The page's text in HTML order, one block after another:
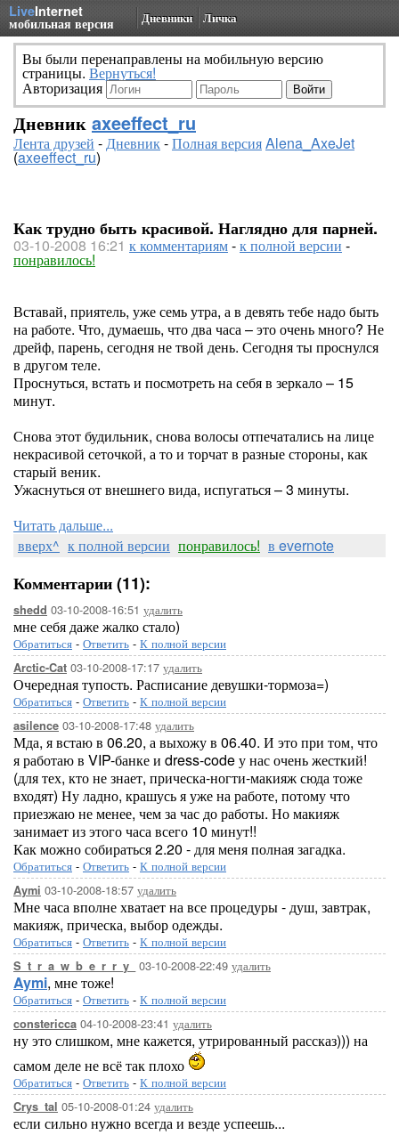
LiveInternet
мобильная версия Дневники Личка
Вы были перенаправлены на мобильную версию
страницы. Вернуться!
Авторизация
Дневник axeeffect_ru
Лента друзей -Дневник-Полная версияAlena_AxeJet
(axeeffect_ru)
Как трудно быть красивой. Наглядно для парней.
03-10-2008 16:21 к комментариям-к полной версии -
понравилось!
Вставай, приятель, уже семь утра, а в девять тебе надо быть
на работе. Что, думаешь, что два часа – это очень много? Не
дрейф, парень, сегодня не твой день. Сегодня ты проснулся
в другом теле.
Проснуться, встать и посмотреть на себя в зеркало – 15
минут.
Снова этот будильник, снова волосы отпечатались на лице
некрасивой сеточкой, а то и торчат в разные стороны, как
старый веник.
Ужаснуться от внешнего вида, испугаться – 3 минуты.
Читать дальше...
вверх^ к полной версии понравилось! в evernote
Комментарии (11):
shedd 03-10-2008-16:51 удалить
мне себя даже жалко стало)
Обратиться - Ответить - К полной версии
Arctic-Cat 03-10-2008-17:17 удалить
Очередная тупость. Расписание девушки-тормоза=)
Обратиться - Ответить - К полной версии
asilence 03-10-2008-17:48 удалить
Мда, я встаю в 06.20, а выхожу в 06.40. И это при том, что
я работаю в VIP-банке и dress-code у нас очень жесткий!
(для тех, кто не знает, прическа-ногти-макияж сюда тоже
входят) Ну ладно, крашусь я уже на работе, потому что
приезжаю не менее, чем за час до работы. Но макияж
занимает из этого часа всего 10 минут!!
Как можно собираться 2.20 - для меня полная загадка.
Обратиться - Ответить - К полной версии
Aymi 03-10-2008-18:57 удалить
Мне часа вполне хватает на все процедуры - душ, завтрак,
макияж, прическа, выбор одежды.
Обратиться - Ответить - К полной версии
S_t_r_a_w_b_e_r_r_y_ 03-10-2008-22:49 удалить
Aymi, мне тоже!
Обратиться - Ответить - К полной версии
constericca 04-10-2008-23:41 удалить
ну это слишком, мне кажется, утрированный рассказ))) на
самом деле не всё так плохо
Обратиться - Ответить - К полной версии
Crys_tal 05-10-2008-01:24 удалить
если сильно нужно всегда и везде успеешь...